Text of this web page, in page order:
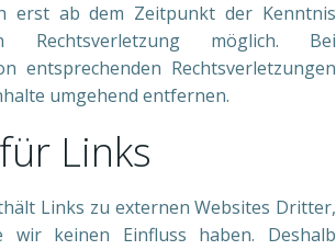
erst ab dem Zeitpunkt der Kenntnis
Rechtsverletzung möglich. Bei
entsprechenden Rechtsverletzungen
umgehend entfernen.
Links
Links zu externen Websites Dritter,
keinen Einfluss haben. Deshalb